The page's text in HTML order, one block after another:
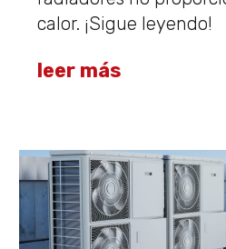
calor. ¡Sigue leyendo!
leer más